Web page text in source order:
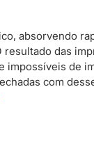
absorvendo
das
impossíveis de
com